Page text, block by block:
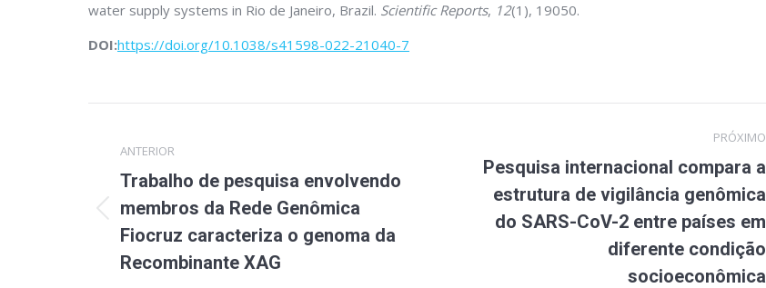
water supply systems in Rio de Janeiro, Brazil. Scientific Reports, 12(1), 19050.
DOI:https://doi.org/10.1038/s41598-022-21040-7
de
post:
ANTERIOR
Post
anterior:
Trabalho de pesquisa envolvendo
membros da Rede Genômica
Fiocruz caracteriza o genoma da
Recombinante XAG
PRÓXIMO
Próximo
Pesquisa internacional compara a
estrutura de vigilância genômica
do SARS-CoV-2 entre países em
diferente condição
socioeconômica